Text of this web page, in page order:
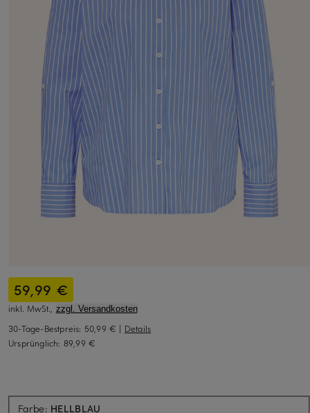
59,99 €
inkl. MwSt., zzgl. Versandkosten
30-Tage-Bestpreis: 50,99 € | Details
Ursprünglich: 89,99 €
Farbe: HELLBLAU